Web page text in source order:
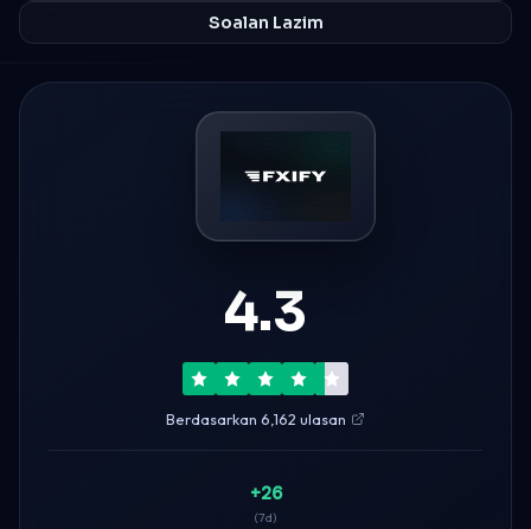
Soalan Lazim
4.3
Berdasarkan 6,162 ulasan
+26
(7d)